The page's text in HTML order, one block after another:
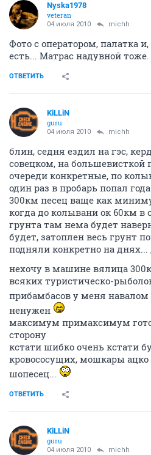
Nyska1978
veteran
04 июля 2010 michh
Фото с оператором, палатка
есть... Матрас надувной тоже.
ОТВЕТИТЬ
KiLLiN
guru
04 июля 2010 michh
блин, седня ездил на гэс,
совецком, на
очереди конкретные, по
один раз в пробарь попал
300км песец ваще как
когда до колывани ок 60км в
грунта там нема будет
будет, затоплен весь грунт
подняли конкретно на
нехочу в машине вялица
всяких туристическо-
прибамбасов у меня навалом
ненужен
максимум примаксимум
сторону
кстати шибко очень кстати
кровососущих, мошкары ацко
шопесец...
ОТВЕТИТЬ
KiLLiN
guru
04 июля 2010 michh